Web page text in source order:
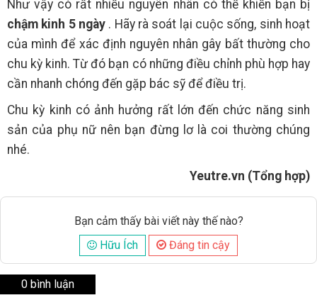
Như vậy có rất nhiều nguyên nhân có thể khiến bạn bị
chậm kinh 5 ngày . Hãy rà soát lại cuộc sống, sinh hoạt
của mình để xác định nguyên nhân gây bất thường cho
chu kỳ kinh. Từ đó bạn có những điều chỉnh phù hợp hay
cần nhanh chóng đến gặp bác sỹ để điều trị.
Chu kỳ kinh có ảnh hưởng rất lớn đến chức năng sinh
sản của phụ nữ nên bạn đừng lơ là coi thường chúng
nhé.
Yeutre.vn (Tổng hợp)
Bạn cảm thấy bài viết này thế nào?
Hữu Ích
Đáng tin cậy
0 bình luận